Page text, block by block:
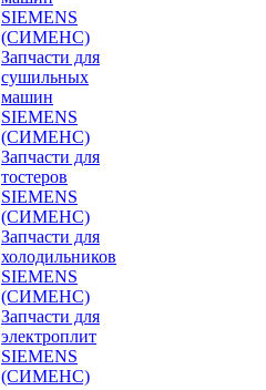
SIEMENS
(СИМЕНС)
Запчасти для
сушильных
машин
SIEMENS
(СИМЕНС)
Запчасти для
тостеров
SIEMENS
(СИМЕНС)
Запчасти для
холодильников
SIEMENS
(СИМЕНС)
Запчасти для
электроплит
SIEMENS
(СИМЕНС)